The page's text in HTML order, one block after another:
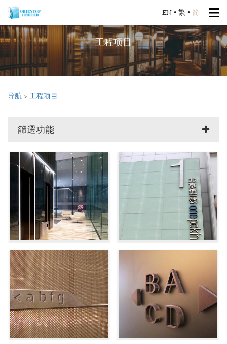
EN • 繁 • 简
工程项目
导航 > 工程项目
篩選功能